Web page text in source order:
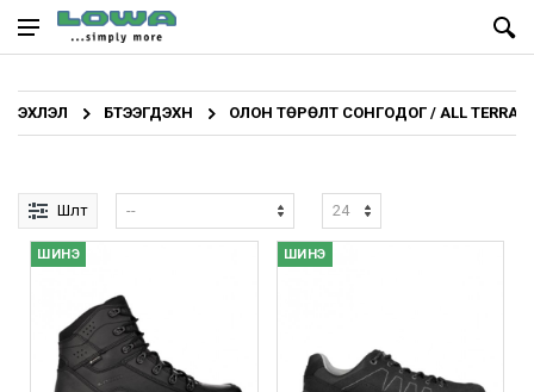
ЭХЛЭЛ БҮТЭЭГДЭХҮҮН ОЛОН ТӨРӨЛТ СОНГОДОГ / ALL TERRAIN
Шүүлт
ШИНЭ ШИНЭ